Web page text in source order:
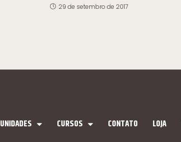
29 de setembro de 2017
UNIDADES CURSOS CONTATO LOJA